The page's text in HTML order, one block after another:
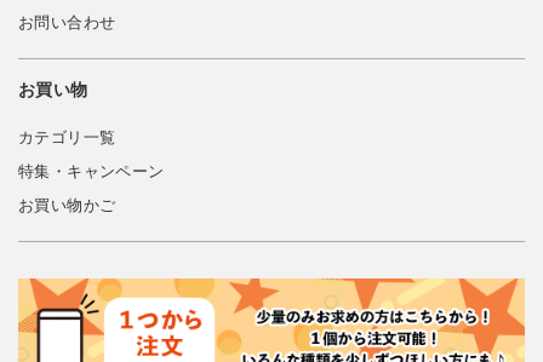
お問い合わせ
お買い物
カテゴリ一覧
特集・キャンペーン
お買い物かご